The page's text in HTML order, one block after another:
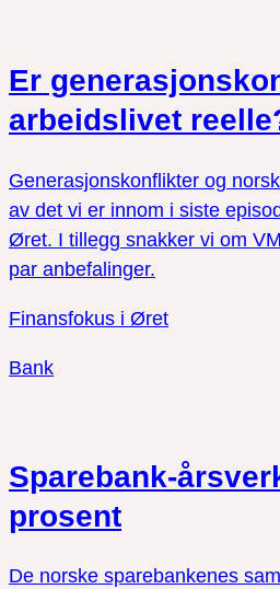
Er
arbeidslivet
Generasjonskonflikter og
av det vi er innom i siste
Øret. I tillegg snakker vi om
par anbefalinger.
Finansfokus i Øret
Bank
Sparebank-
prosent
De norske sparebankenes